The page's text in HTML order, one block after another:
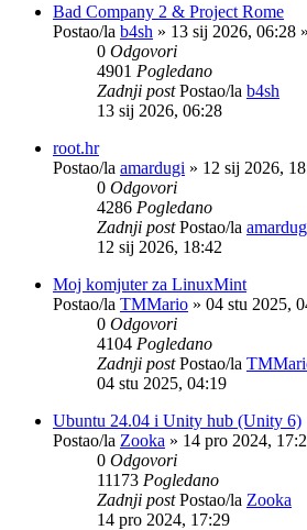
Bad Company 2 & Project Rome
Postao/la b4sh » 13 sij 2026, 06:28
0 Odgovori
4901 Pogledano
Zadnji postPostao/la b4sh
13 sij 2026, 06:28
root.hr
Postao/la amardugi » 12 sij 2026,
0 Odgovori
4286 Pogledano
Zadnji postPostao/la
12 sij 2026, 18:42
Moj komjuter za LinuxMint
Postao/la TMMario » 04 stu 2025,
0 Odgovori
4104 Pogledano
Zadnji postPostao/la
04 stu 2025, 04:19
Ubuntu 24.04 i Unity hub (Unity 6)
Postao/la Zooka » 14 pro 2024,
0 Odgovori
11173 Pogledano
Zadnji postPostao/la Zooka
14 pro 2024, 17:29